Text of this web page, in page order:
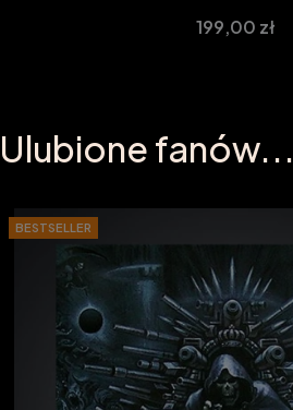
Cena
199,00 zł
Ulubione fanów...
BESTSELLER